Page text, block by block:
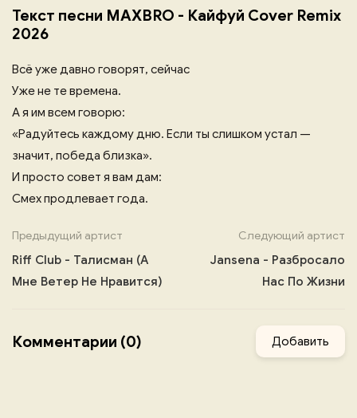
Текст песни MAXBRO - Кайфуй Cover Remix
2026
Всё уже давно говорят, сейчас
Уже не те времена.
А я им всем говорю:
«Радуйтесь каждому дню. Если ты слишком устал —
значит, победа близка».
И просто совет я вам дам:
Смех продлевает года.
Предыдущий артист
Riff Club - Талисман (А
Мне Ветер Не Нравится)
Следующий артист
Jansena - Разбросало
Нас По Жизни
Комментарии (0) Добавить